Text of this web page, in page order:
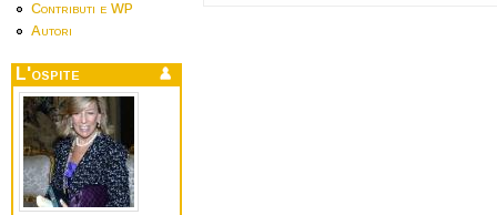
Contributi e WP
Autori
L'ospite